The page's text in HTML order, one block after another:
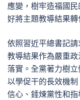
應變，樹牢造福國
好將主題教導結果
依照習近平總書記
教導結果作為嚴重
落實。全黨著力樹
以學促干的長效機
信心、錘煉黨性和